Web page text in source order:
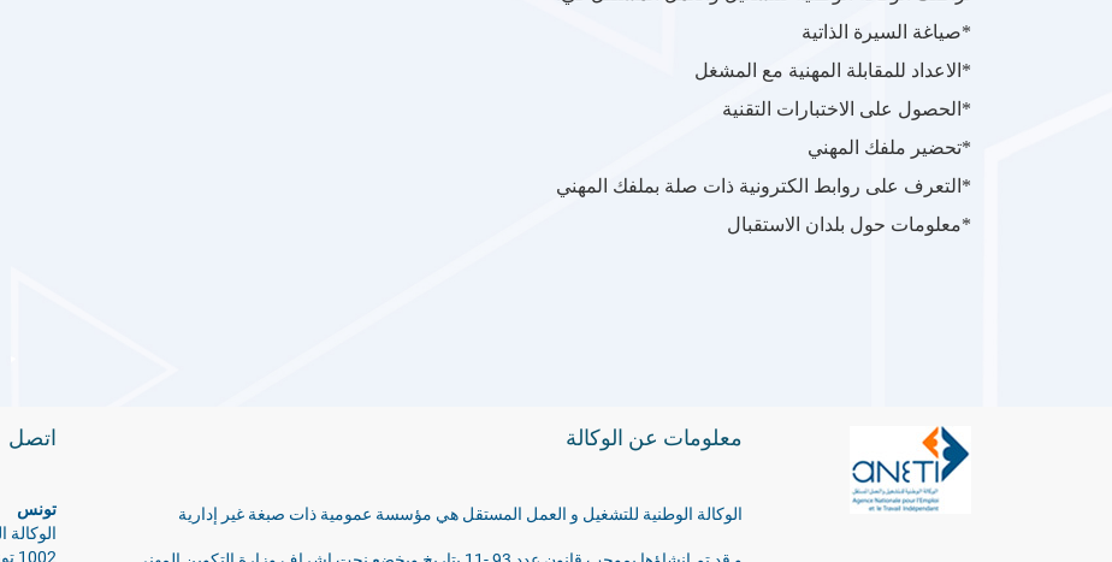
*صياغة السيرة الذاتية
*الاعداد للمقابلة المهنية مع المشغل
*الحصول على الاختبارات التقنية
*تحضير ملفك المهني
*التعرف على روابط الكترونية ذات صلة بملفك المهني
*معلومات حول بلدان الاستقبال
معلومات عن الوكالة
الوكالة الوطنية للتشغيل و العمل المستقل هي مؤسسة عمومية ذات صبغة غير إدارية
اتصل
تونس
1002 تونس